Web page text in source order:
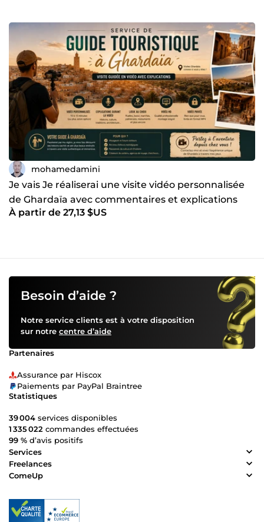
mohamedamini
Je vais Je réaliserai une visite vidéo personnalisée
de Ghardaïa avec commentaires et explications
À partir de 27,13 $US
Besoin d’aide ?
Notre service clients est à votre disposition
sur notre centre d’aide
Partenaires
Assurance par Hiscox
Paiements par PayPal Braintree
Statistiques
39 004 services disponibles
1 335 022 commandes effectuées
99 % d’avis positifs
Services
Freelances
ComeUp